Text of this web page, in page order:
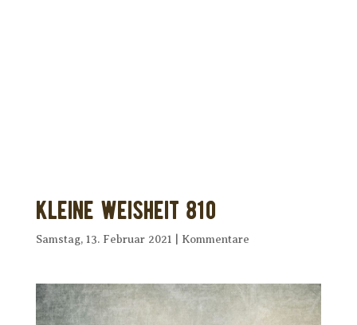
Kleine Weisheit 810
Samstag, 13. Februar 2021 Kommentare